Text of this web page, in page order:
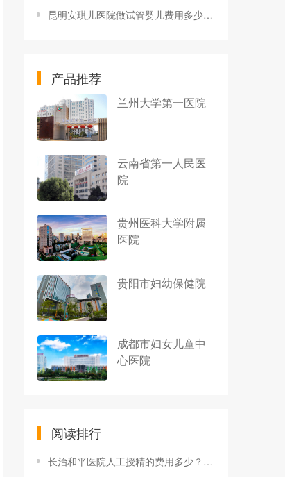
昆明安琪儿医院做试管婴儿费用多少，成功率高吗？
产品推荐
兰州大学第一医院
云南省第一人民医
院
贵州医科大学附属
医院
贵阳市妇幼保健院
成都市妇女儿童中
心医院
阅读排行
长治和平医院人工授精的费用多少？一次成功